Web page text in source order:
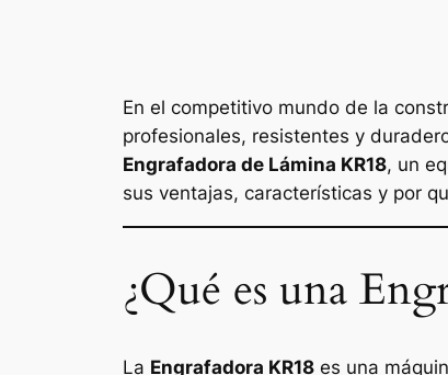
En el competitivo mundo de la
profesionales, resistentes y
Engrafadora de Lámina KR18, un
sus ventajas, características y por
¿Qué es una
La Engrafadora KR18 es una